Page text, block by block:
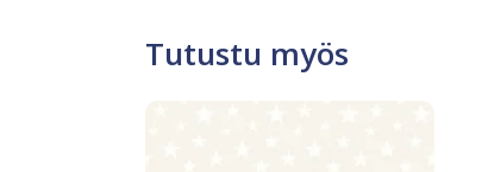
Tutustu myös